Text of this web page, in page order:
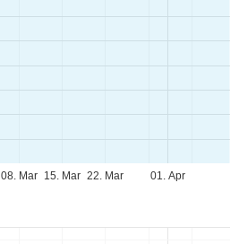
01. Apr
08. Mar 15. Mar 22. Mar